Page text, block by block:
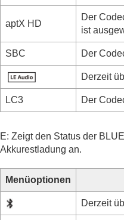
aptX HD
Der
ist
SBC Der
Derzeit
LC3 Der
E: Zeigt den Status der
Akkurestladung an.
Menüoptionen
Derzeit